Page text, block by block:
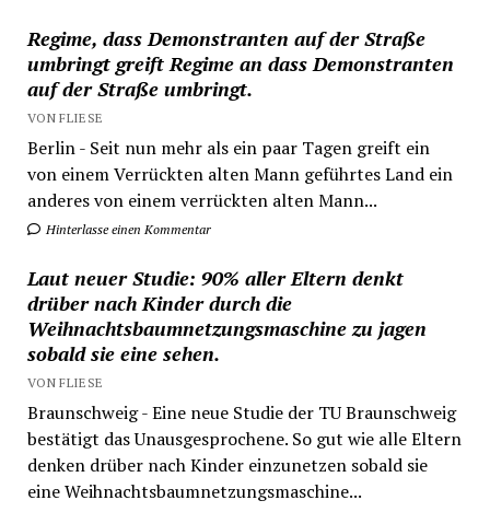
Regime, dass Demonstranten auf der Straße
umbringt greift Regime an dass Demonstranten
auf der Straße umbringt.
VON FLIESE
Berlin - Seit nun mehr als ein paar Tagen greift ein
von einem Verrückten alten Mann geführtes Land ein
anderes von einem verrückten alten Mann...
Hinterlasse einen Kommentar
Laut neuer Studie: 90% aller Eltern denkt
drüber nach Kinder durch die
Weihnachtsbaumnetzungsmaschine zu jagen
sobald sie eine sehen.
VON FLIESE
Braunschweig - Eine neue Studie der TU Braunschweig
bestätigt das Unausgesprochene. So gut wie alle Eltern
denken drüber nach Kinder einzunetzen sobald sie
eine Weihnachtsbaumnetzungsmaschine...